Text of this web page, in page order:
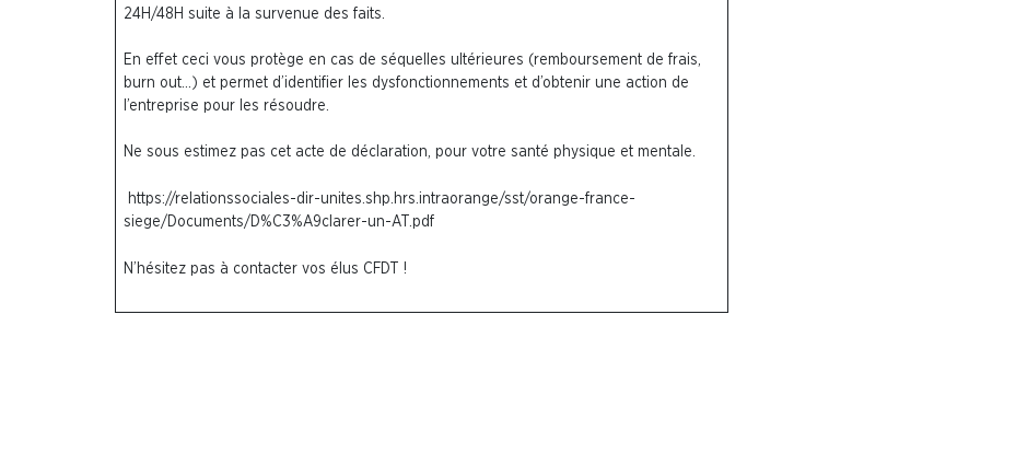
24H/48H suite à la survenue des faits.
En effet ceci vous protège en cas de séquelles ultérieures (remboursement de frais,
burn out…) et permet d’identifier les dysfonctionnements et d’obtenir une action de
l’entreprise pour les résoudre.
Ne sous estimez pas cet acte de déclaration, pour votre santé physique et mentale.
https://relationssociales-dir-unites.shp.hrs.intraorange/sst/orange-france-
siege/Documents/D%C3%A9clarer-un-AT.pdf
N’hésitez pas à contacter vos élus CFDT !